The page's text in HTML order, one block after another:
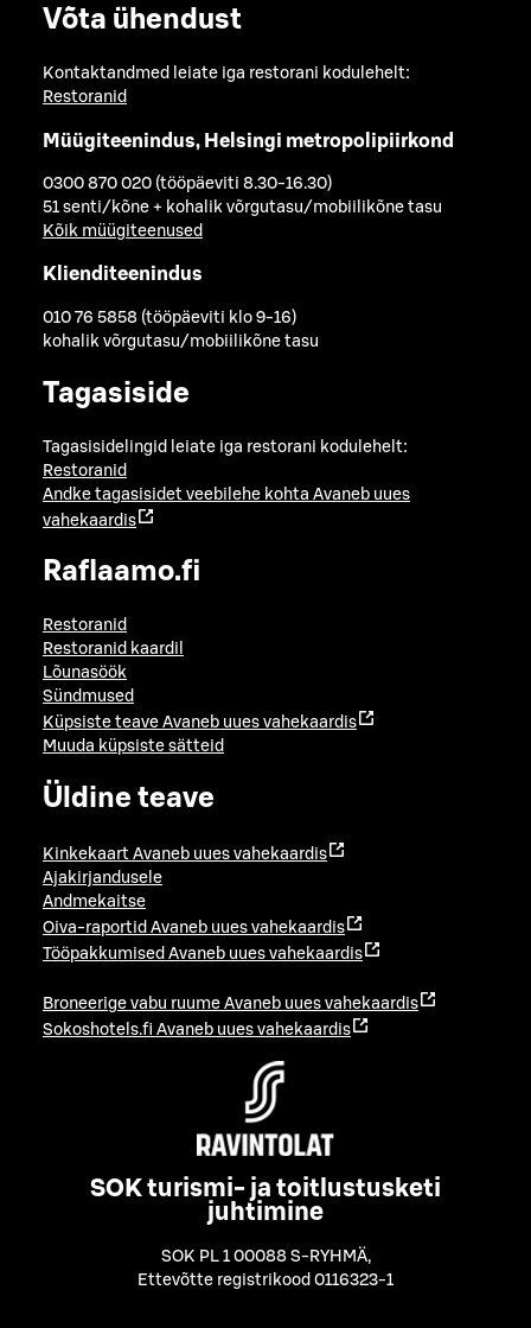
Võta ühendust
Kontaktandmed leiate iga restorani kodulehelt:
Restoranid
Müügiteenindus, Helsingi metropolipiirkond
0300 870 020 (tööpäeviti 8.30-16.30)
51 senti/kõne + kohalik võrgutasu/mobiilikõne tasu
Kõik müügiteenused
Klienditeenindus
010 76 5858 (tööpäeviti klo 9-16)
kohalik võrgutasu/mobiilikõne tasu
Tagasiside
Tagasisidelingid leiate iga restorani kodulehelt:
Restoranid
Andke tagasisidet veebilehe kohta Avaneb uues
vahekaardis
Raflaamo.fi
Restoranid
Restoranid kaardil
Lõunasöök
Sündmused
Küpsiste teave Avaneb uues vahekaardis
Muuda küpsiste sätteid
Üldine teave
Kinkekaart Avaneb uues vahekaardis
Ajakirjandusele
Andmekaitse
Oiva-raportid Avaneb uues vahekaardis
Tööpakkumised Avaneb uues vahekaardis
Broneerige vabu ruume Avaneb uues vahekaardis
Sokoshotels.fi Avaneb uues vahekaardis
SOK turismi- ja toitlustusketi
juhtimine
SOK PL 1 00088 S-RYHMÄ,
Ettevõtte registrikood 0116323-1